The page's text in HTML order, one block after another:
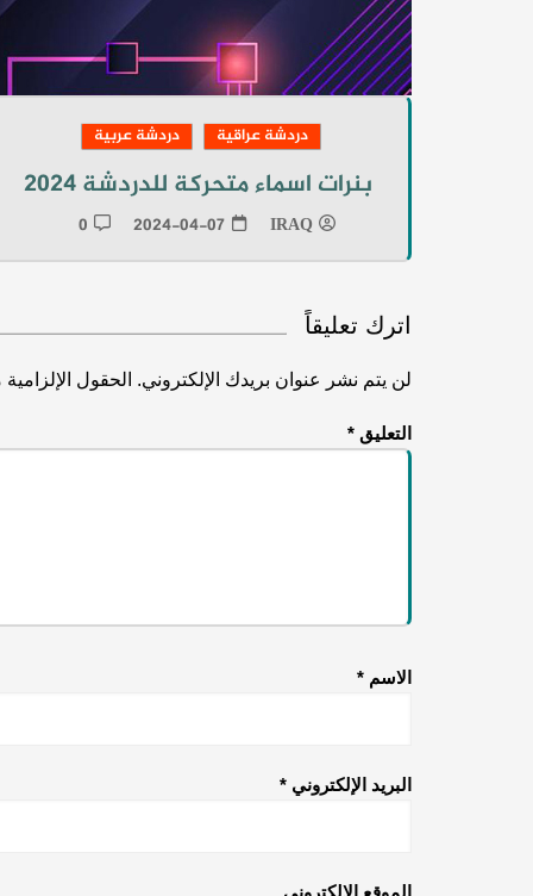
دردشة عراقية دردشة عربية
بنرات اسماء متحركة للدردشة 2024
IRAQ
2024-04-07
0
اترك تعليقاً
لن يتم نشر عنوان بريدك الإلكتروني. الحقول
التعليق *
الاسم *
البريد الإلكتروني *